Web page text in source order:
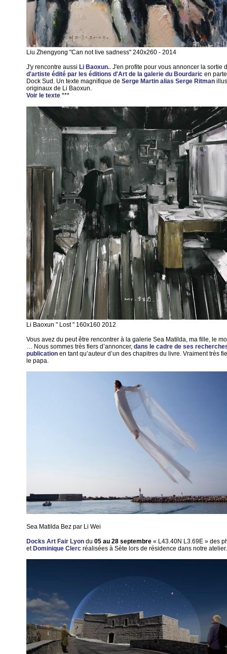
Liu Zhengyong "Can not live sadness" 240x260 - 2014
J'y rencontre aussi Li Baoxun.. J'en profite pour vous annoncer la sortie
d'artiste édité par les éditions d'Art de la galerie du Bourdaric en
Dock Sud. Un texte magnifique de Serge Martin alias Serge Ritman
originaux de Li Baoxun.
Voir le texte ***
Li Baoxun " Lost " 160x160 2012
Vous avez du peut être rencontrer à la galerie Sea Matilda, ma fille, le
… Nous sommes très fiers d’annoncer, dans le cadre de ses
publication en tant qu’auteur d’un des chapitres du livre. Vraiment très
le papa.
Sea Matilda Bez par Li Wei
Docks Art Fair Lyon du 05 au 28 septembre « L43.40N L3.69E » des
et Dominique Clerc réalisées à Sète lors de résidence dans notre atelier.